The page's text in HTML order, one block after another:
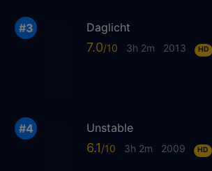
Daglicht
7.0 3h 2m 2013 HD
Unstable
6.1 3h 2m 2009 HD